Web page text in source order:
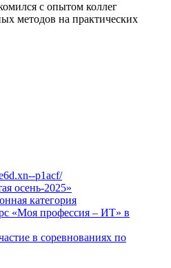
с опытом коллег
методов на практических
p1acf/
осень-2025»
категория
«Моя профессия – ИТ» в
в соревнованиях по